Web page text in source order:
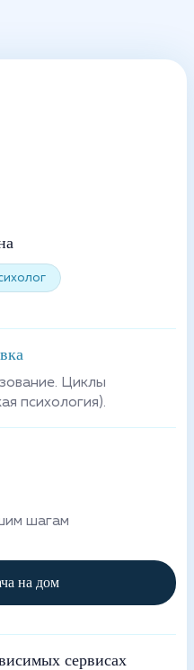
Циклы
психология).
шагам
на дом
сервисах